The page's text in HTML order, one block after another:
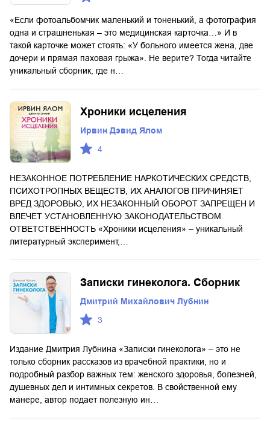
«Если фотоальбомчик маленький и тоненький, а фотография
одна и страшненькая – это медицинская карточка…» И в
такой карточке может стоять: «У больного имеется жена, две
дочери и прямая паховая грыжа». Не верите? Тогда читайте
уникальный сборник, где н…
Хроники исцеления
Ирвин Дэвид Ялом
4
НЕЗАКОННОЕ ПОТРЕБЛЕНИЕ НАРКОТИЧЕСКИХ СРЕДСТВ,
ПСИХОТРОПНЫХ ВЕЩЕСТВ, ИХ АНАЛОГОВ ПРИЧИНЯЕТ
ВРЕД ЗДОРОВЬЮ, ИХ НЕЗАКОННЫЙ ОБОРОТ ЗАПРЕЩЕН И
ВЛЕЧЕТ УСТАНОВЛЕННУЮ ЗАКОНОДАТЕЛЬСТВОМ
ОТВЕТСТВЕННОСТЬ «Хроники исцеления» – уникальный
литературный эксперимент,…
Записки гинеколога. Сборник
Дмитрий Михайлович Лубнин
3
Издание Дмитрия Лубнина «Записки гинеколога» – это не
только сборник рассказов из врачебной практики, но и
подробный разбор важных тем: женского здоровья, болезней,
душевных дел и интимных секретов. В свойственной ему
манере, автор подает полезную ин…